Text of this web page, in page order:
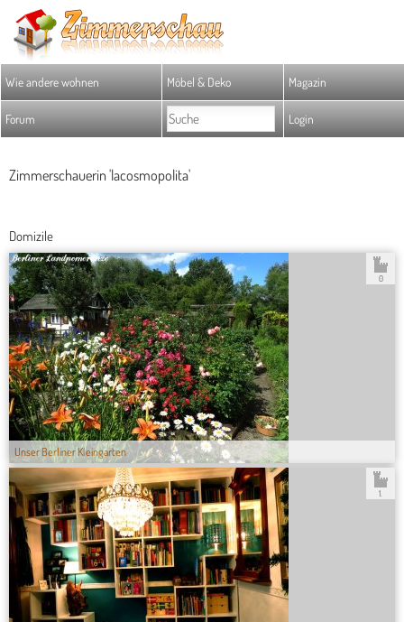
Wie andere wohnen Möbel & Deko Magazin
Forum Login
Zimmerschauerin 'lacosmopolita'
Domizile
Unser Berliner Kleingarten
0
1.